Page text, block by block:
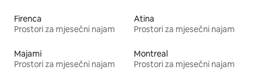
Firenca
Prostori za mjesečni najam
Atina
Prostori za mjesečni najam
Majami
Prostori za mjesečni najam
Montreal
Prostori za mjesečni najam